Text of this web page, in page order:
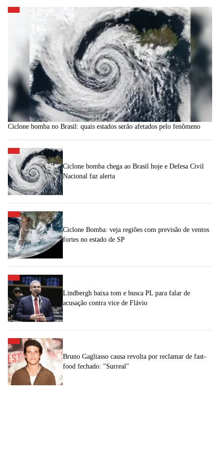
Ciclone bomba no Brasil: quais estados serão afetados pelo fenômeno
Ciclone bomba chega ao Brasil hoje e Defesa Civil
Nacional faz alerta
Ciclone Bomba: veja regiões com previsão de ventos
fortes no estado de SP
Lindbergh baixa tom e busca PL para falar de
acusação contra vice de Flávio
Bruno Gagliasso causa revolta por reclamar de fast-
food fechado: "Surreal"